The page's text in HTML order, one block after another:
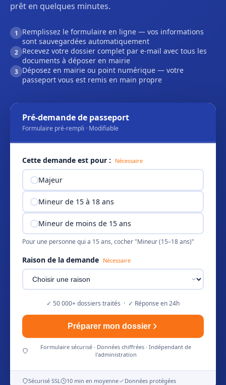
prêt en quelques minutes.
1
Remplissez le formulaire en ligne — vos informations
sont sauvegardées automatiquement
2 Recevez votre dossier complet par e-mail avec tous les
documents à déposer en mairie
3 Déposez en mairie ou point numérique — votre
passeport vous est remis en main propre
Pré-demande de passeport
Formulaire pré-rempli · Modifiable
Cette demande est pour : Nécessaire
Majeur
Mineur de 15 à 18 ans
Mineur de moins de 15 ans
Pour une personne qui a 15 ans, cocher "Mineur (15–18 ans)"
Raison de la demande Nécessaire
✓ 50 000+ dossiers traités · ✓ Réponse en 24h
Préparer mon dossier
Formulaire sécurisé · Données chiffrées · Indépendant de
l'administration
Sécurisé SSL 10 min en moyenne Données protégées